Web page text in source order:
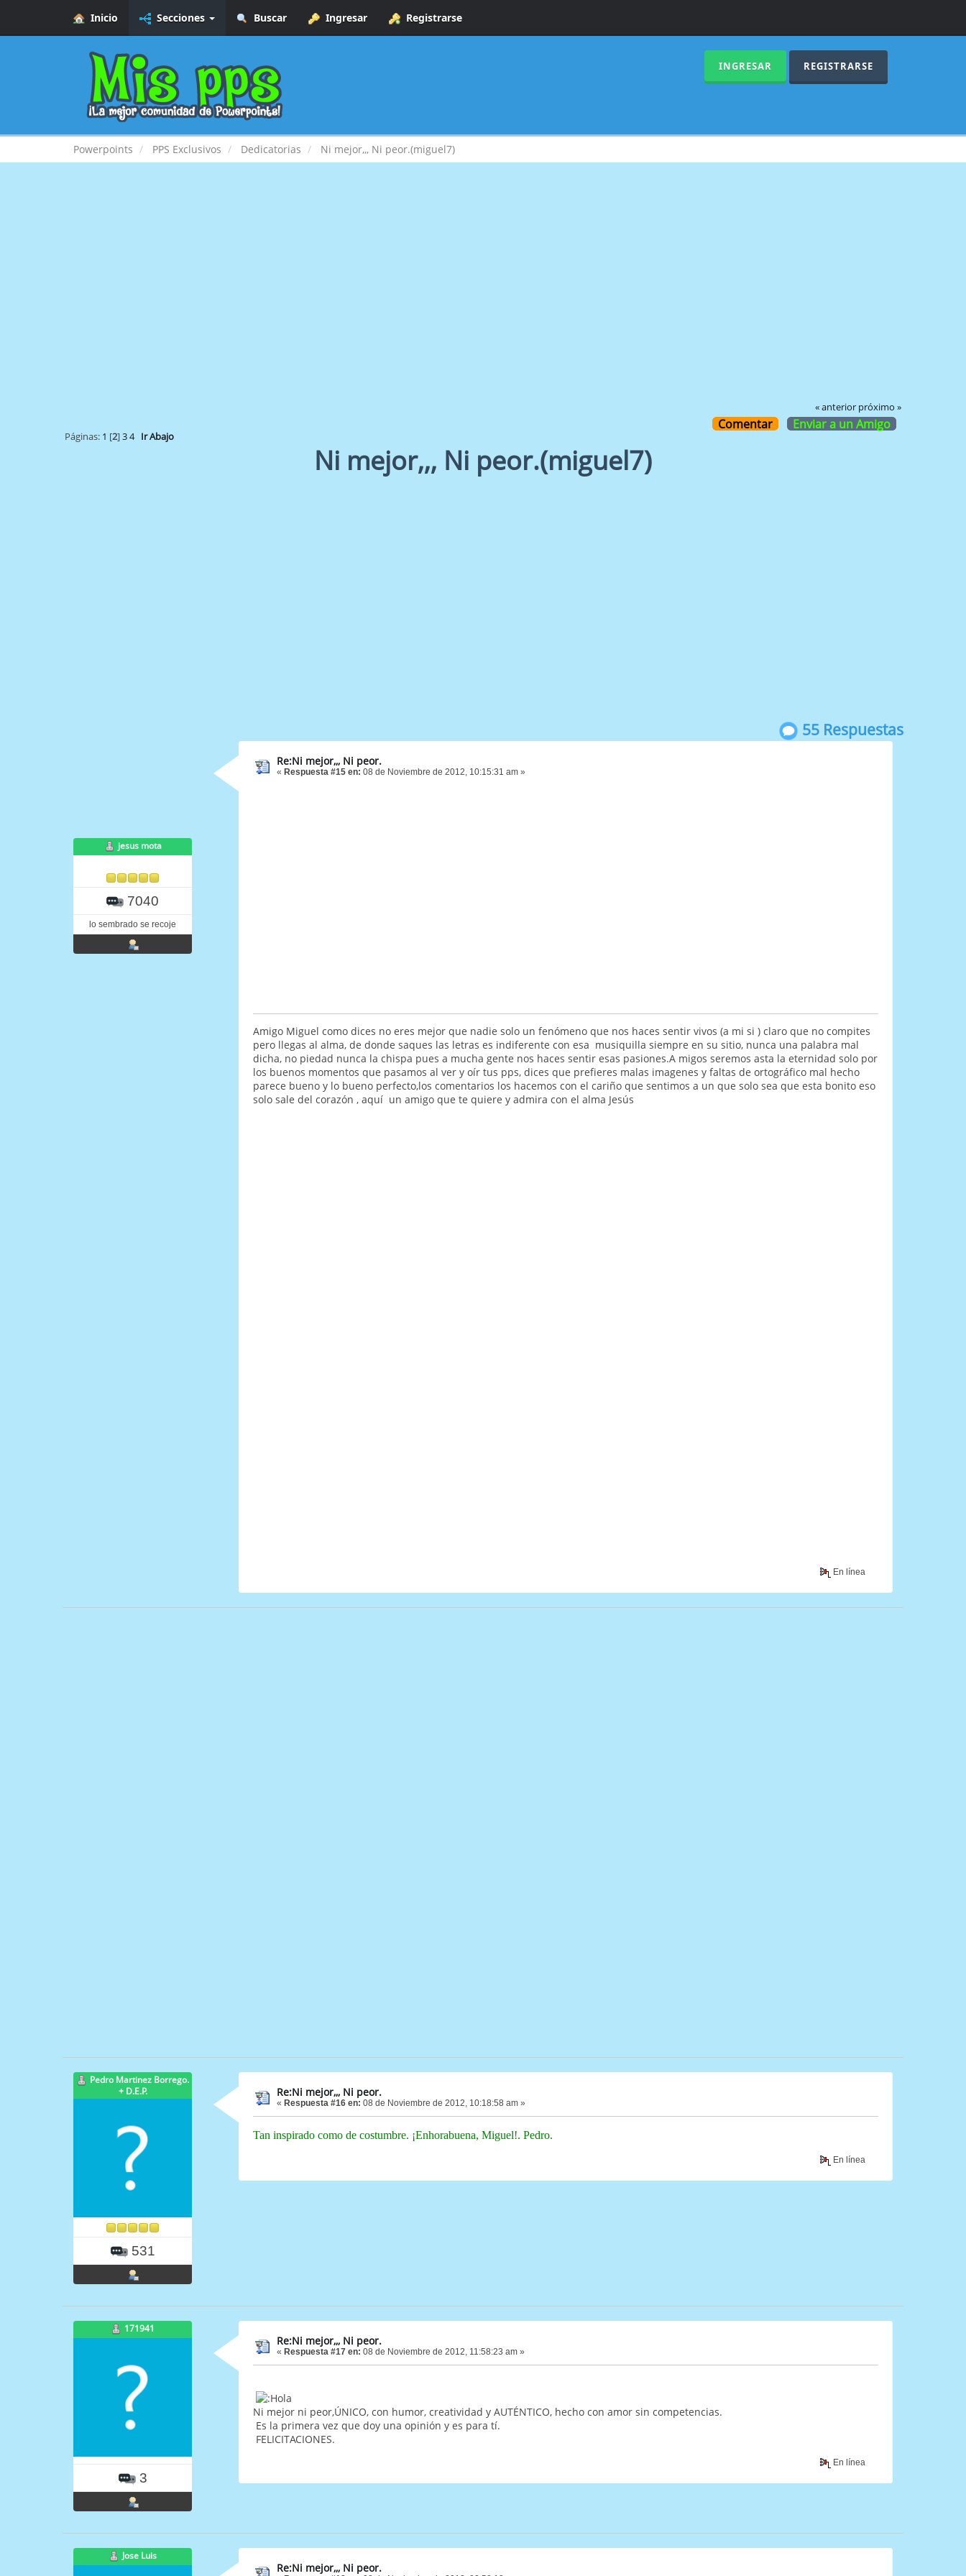
Inicio Secciones Buscar Ingresar Registrarse
INGRESAR REGISTRARSE
Powerpoints PPS Exclusivos Dedicatorias Ni mejor,,, Ni peor.(miguel7)
« anterior próximo »
Comentar Enviar a un Amigo
Páginas: 1 [2]3 4 Ir Abajo
Ni mejor,,, Ni peor.(miguel7)
55 Respuestas
jesus mota
7040
lo sembrado se recoje
Re:Ni mejor,,, Ni peor.
« Respuesta #15 en: 08 de Noviembre de 2012, 10:15:31 am »
Amigo Miguel como dices no eres mejor que nadie solo un fenómeno que nos haces sentir vivos (a mi si ) claro que no compites
pero llegas al alma, de donde saques las letras es indiferente con esa musiquilla siempre en su sitio, nunca una palabra mal
dicha, no piedad nunca la chispa pues a mucha gente nos haces sentir esas pasiones.A migos seremos asta la eternidad solo por
los buenos momentos que pasamos al ver y oír tus pps, dices que prefieres malas imagenes y faltas de ortográfico mal hecho
parece bueno y lo bueno perfecto,los comentarios los hacemos con el cariño que sentimos a un que solo sea que esta bonito eso
solo sale del corazón , aquí un amigo que te quiere y admira con el alma Jesús
En línea
Pedro Martinez Borrego.
+ D.E.P.
531
Re:Ni mejor,,, Ni peor.
« Respuesta #16 en: 08 de Noviembre de 2012, 10:18:58 am »
Tan inspirado como de costumbre. ¡Enhorabuena, Miguel!. Pedro.
En línea
171941
3
Re:Ni mejor,,, Ni peor.
« Respuesta #17 en: 08 de Noviembre de 2012, 11:58:23 am »
Ni mejor ni peor,ÚNICO, con humor, creatividad y AUTÉNTICO, hecho con amor sin competencias.
Es la primera vez que doy una opinión y es para tí.
FELICITACIONES.
En línea
Jose Luis
Re:Ni mejor,,, Ni peor.